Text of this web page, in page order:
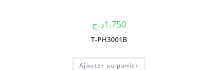
1.750د.ج
T-PH3001B
Ajouter au panier